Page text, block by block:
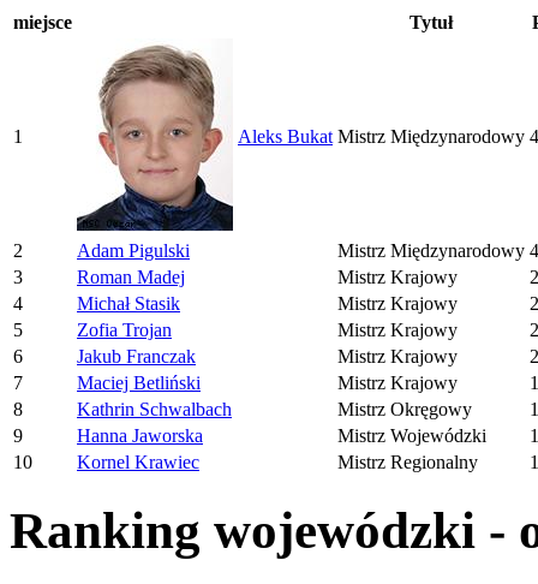
miejsce Tytuł
1 Aleks Bukat Mistrz Międzynarodowy
2 Adam Pigulski Mistrz Międzynarodowy
3
Roman Madej Mistrz Krajowy
4
Michał Stasik Mistrz Krajowy
5
Zofia Trojan Mistrz Krajowy
6
Jakub Franczak Mistrz Krajowy
7
Maciej Betliński Mistrz Krajowy
8
Kathrin Schwalbach Mistrz Okręgowy
9
Hanna Jaworska Mistrz Wojewódzki
10
Kornel Krawiec Mistrz Regionalny
Ranking wojewódzki -